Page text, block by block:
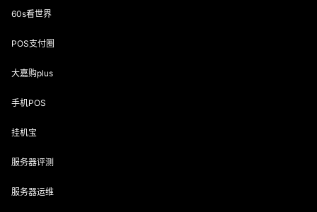
60s看世界
POS支付圈
大嘉购plus
手机POS
挂机宝
服务器评测
服务器运维